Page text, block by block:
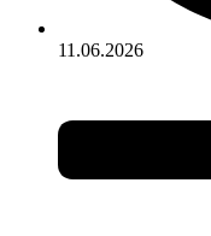
11.06.2026